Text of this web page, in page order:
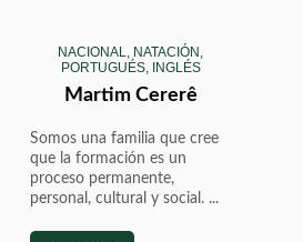
NACIONAL, NATACIÓN,
PORTUGUÉS, INGLÉS
Martim Cererê
Somos una familia que cree
que la formación es un
proceso permanente,
personal, cultural y social. ...